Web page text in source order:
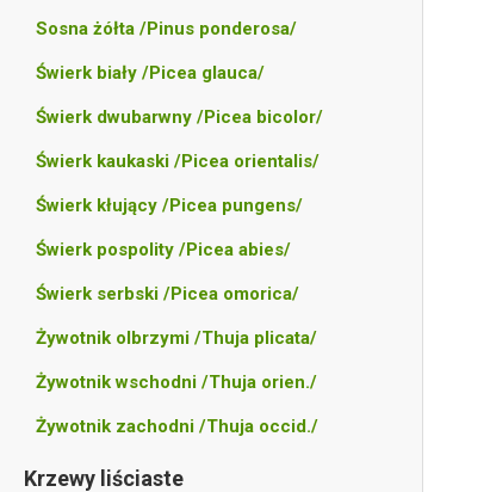
Sosna żółta /Pinus ponderosa/
Świerk biały /Picea glauca/
Świerk dwubarwny /Picea bicolor/
Świerk kaukaski /Picea orientalis/
Świerk kłujący /Picea pungens/
Świerk pospolity /Picea abies/
Świerk serbski /Picea omorica/
Żywotnik olbrzymi /Thuja plicata/
Żywotnik wschodni /Thuja orien./
Żywotnik zachodni /Thuja occid./
Krzewy liściaste